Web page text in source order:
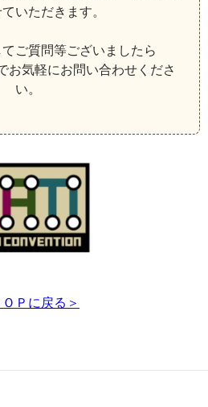
いただきます。
ご質問等ございましたら
お気軽にお問い合わせくださ
い。
ＯＰに戻る＞